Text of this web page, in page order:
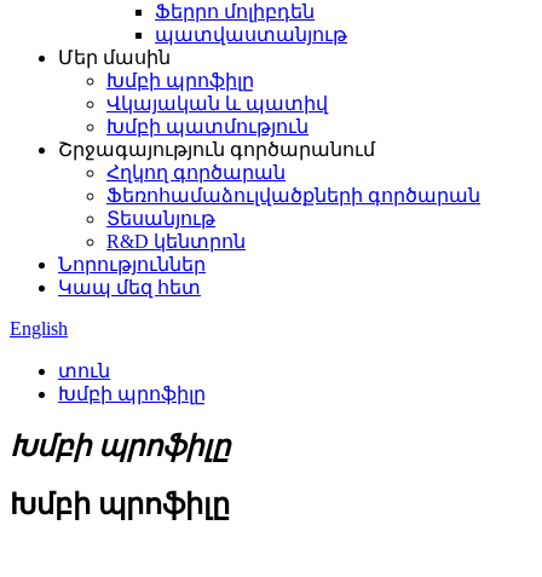
Ֆերրո մոլիբդեն
պատվաստանյութ
Մեր մասին
Խմբի պրոֆիլը
Վկայական և պատիվ
Խմբի պատմություն
Շրջագայություն գործարանում
Հղկող գործարան
Ֆեռոհամաձուլվածքների գործարան
Տեսանյութ
R&D կենտրոն
Նորություններ
Կապ մեզ հետ
English
տուն
Խմբի պրոֆիլը
Խմբի պրոֆիլը
Խմբի պրոֆիլը